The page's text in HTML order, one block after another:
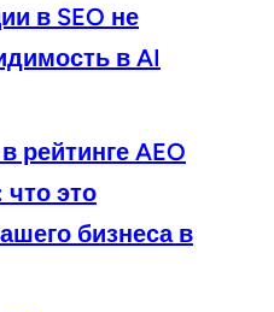
в SEO не
в AI
рейтинге AEO
что это
бизнеса в